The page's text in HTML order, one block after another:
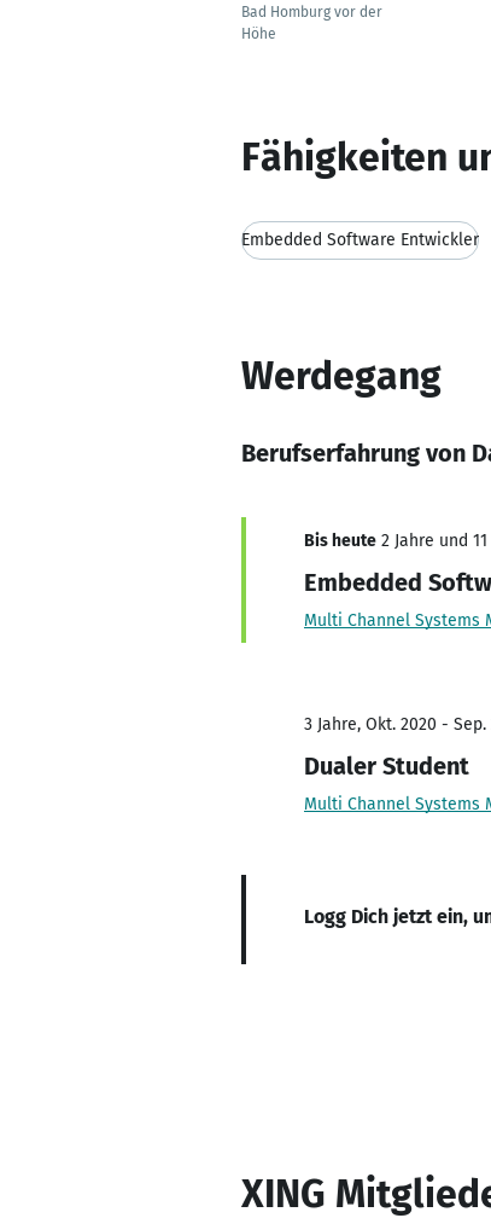
Bad Homburg vor der
Höhe
Fähigkeiten
Embedded Software Entwickler
Werdegang
Berufserfahrung von
Bis heute 2 Jahre und
Embedded
Multi Channel Systems
3 Jahre, Okt. 2020 - Sep.
Dualer Student
Multi Channel Systems
Logg Dich jetzt ein,
XING